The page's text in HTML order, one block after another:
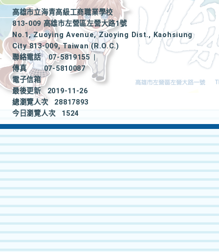
高雄市立海青高級工商職業學校
813-009 高雄市左營區左營大路1號
No.1, Zuoying Avenue, Zuoying Dist., Kaohsiung
City 813-009, Taiwan (R.O.C.)
聯絡電話
07-5819155
|
傳真
07-5810087
電子信箱
最後更新
2019-11-26
總瀏覽人次
28817893
今日瀏覽人次
1524